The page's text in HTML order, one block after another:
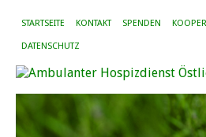
STARTSEITE KONTAKT SPENDEN
DATENSCHUTZ